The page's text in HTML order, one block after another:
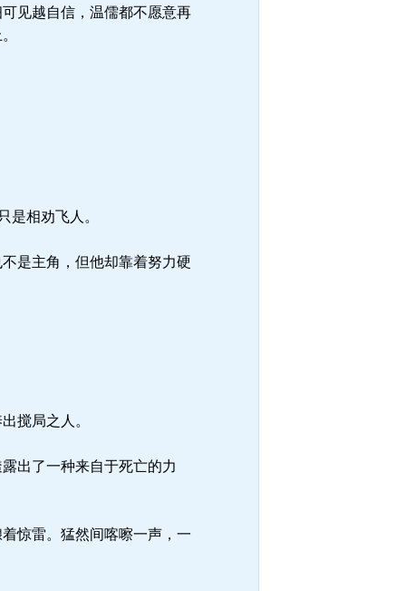
见越自信，温儒都不愿意再
相劝飞人。
是主角，但他却靠着努力硬
搅局之人。
出了一种来自于死亡的力
惊雷。猛然间喀嚓一声，一